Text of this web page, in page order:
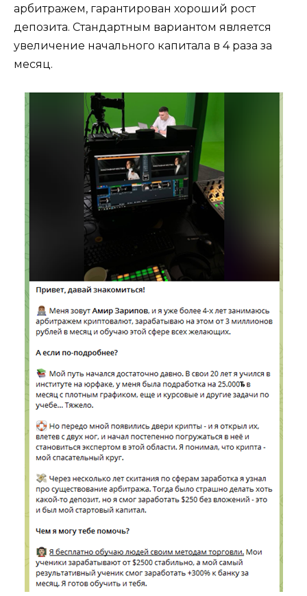
арбитражем, гарантирован хороший рост
депозита. Стандартным вариантом является
увеличение начального капитала в 4 раза за
месяц.